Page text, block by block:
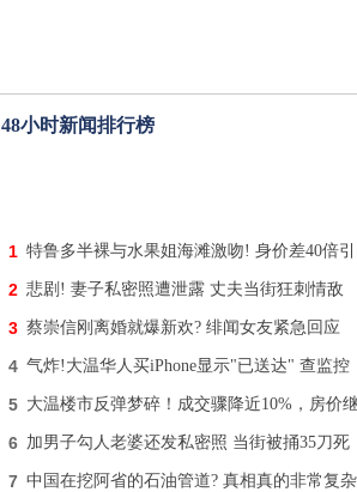
48小时新闻排行榜
1 特鲁多半裸与水果姐海滩激吻! 身价差40倍引
2 悲剧! 妻子私密照遭泄露 丈夫当街狂刺情敌
3 蔡崇信刚离婚就爆新欢? 绯闻女友紧急回应
4 气炸!大温华人买iPhone显示"已送达" 查监控
5 大温楼市反弹梦碎！成交骤降近10%，房价
6 加男子勾人老婆还发私密照 当街被捅35刀死
7 中国在挖阿省的石油管道? 真相真的非常复杂